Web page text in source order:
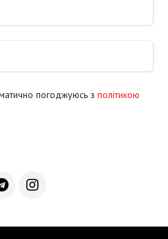
погоджуюсь з політикою